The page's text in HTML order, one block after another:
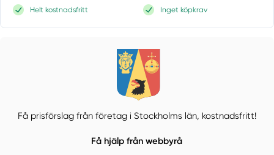
Helt kostnadsfritt Inget köpkrav
Få prisförslag från företag i Stockholms län, kostnadsfritt!
Få hjälp från webbyrå